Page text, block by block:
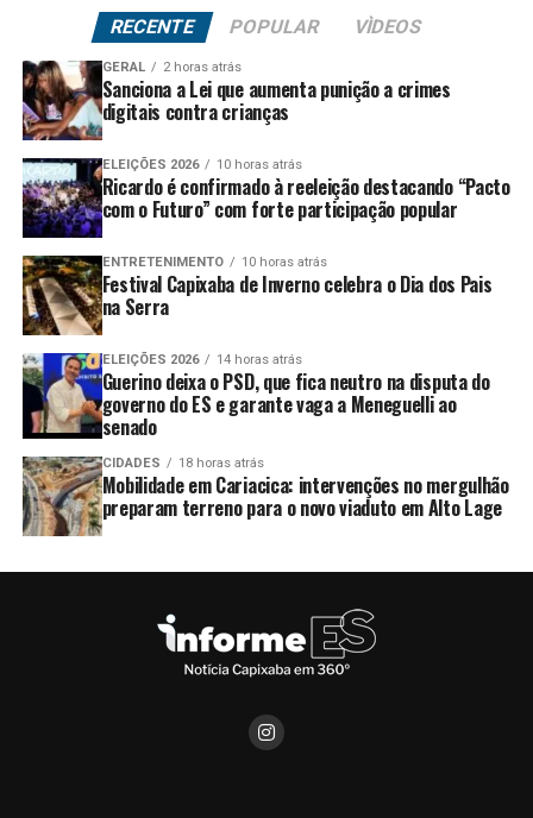
RECENTE POPULAR VÌDEOS
GERAL 2 horas atrás
Sanciona a Lei que aumenta punição a crimes
digitais contra crianças
ELEIÇÕES 2026 10 horas atrás
Ricardo é confirmado à reeleição destacando “Pacto
com o Futuro” com forte participação popular
ENTRETENIMENTO 10 horas atrás
Festival Capixaba de Inverno celebra o Dia dos Pais
na Serra
ELEIÇÕES 2026 14 horas atrás
Guerino deixa o PSD, que fica neutro na disputa do
governo do ES e garante vaga a Meneguelli ao
senado
CIDADES 18 horas atrás
Mobilidade em Cariacica: intervenções no mergulhão
preparam terreno para o novo viaduto em Alto Lage